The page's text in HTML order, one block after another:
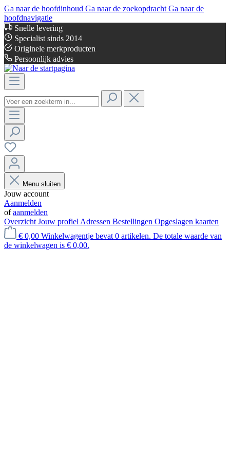
Ga naar de hoofdinhoud Ga naar de zoekopdracht Ga naar de
hoofdnavigatie
Snelle levering
Specialist sinds 2014
Originele merkproducten
Persoonlijk advies
Menu sluiten
Jouw account
Aanmelden
ofaanmelden
Overzicht Jouw profiel Adressen Bestellingen Opgeslagen kaarten
€ 0,00 Winkelwagentje bevat 0 artikelen. De totale waarde van
de winkelwagen is € 0,00.